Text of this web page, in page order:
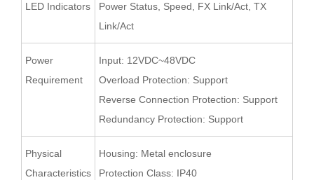
LED Indicators
Power Status, Speed, FX Link/Act, TX
Link/Act
Power
Requirement
Input: 12VDC~48VDC
Overload Protection: Support
Reverse Connection Protection: Support
Redundancy Protection: Support
Physical
Characteristics
Housing: Metal enclosure
Protection Class: IP40